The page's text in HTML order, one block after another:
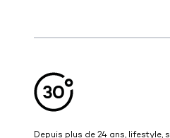
Depuis plus de 24 ans, lifestyle,